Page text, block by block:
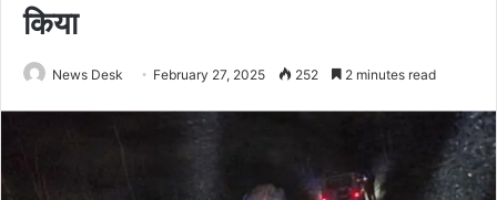
किया
News Desk February 27, 2025 252 2 minutes read